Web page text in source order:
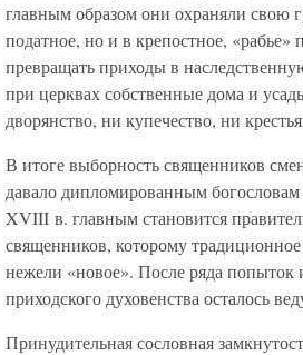
главным образом они охраняли свою
податное, но и в крепостное,
превращать приходы в
при церквах собственные дома и
дворянство, ни купечество, ни
В итоге выборность священников
давало дипломированным
XVIII в. главным становится
священников, которому
нежели «новое». После ряда попыток
приходского духовенства осталось
Принудительная сословная